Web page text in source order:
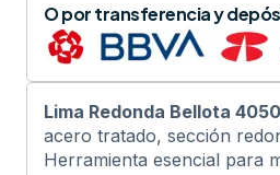
O por transferencia y
Lima Redonda Bellota 4050
acero tratado, sección
Herramienta esencial para